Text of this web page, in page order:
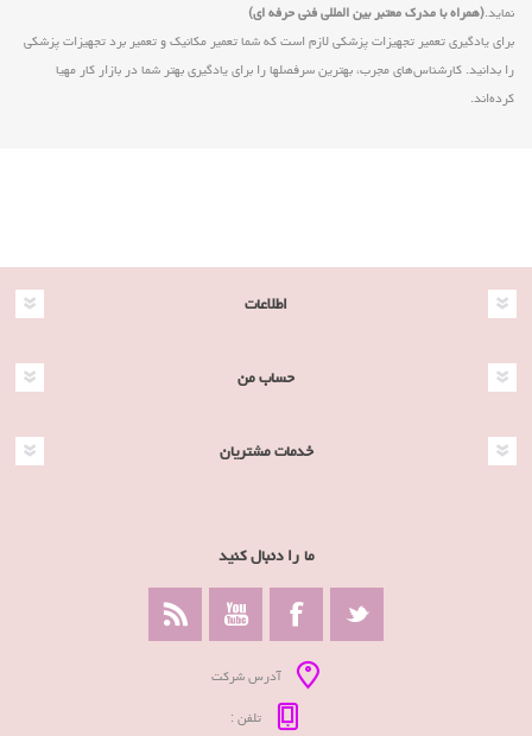
نماید.(همراه با مدرک معتبر بین المللی فنی حرفه ای)
برای یادگیری تعمیر تجهیزات پزشکی لازم است که شما تعمیر مکانیک و تعمیر برد تجهیزات پزشکی
را بدانید. کارشناس‌های مجرب، بهترین سرفصلها را برای یادگیری بهتر شما در بازار کار مهیا
کرده‌اند.
اطلاعات
حساب من
خدمات مشتریان
ما را دنبال کنید
آدرس شرکت
تلفن :